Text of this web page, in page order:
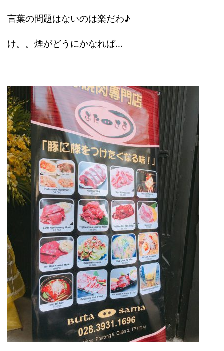
言葉の問題はないのは楽だわ♪
け。。煙がどうにかなれば…